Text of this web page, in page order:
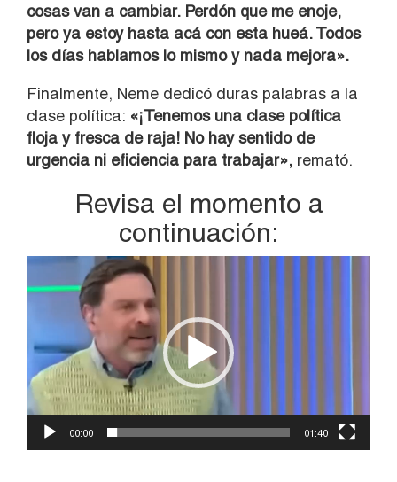
cosas van a cambiar. Perdón que me enoje,
pero ya estoy hasta acá con esta hueá. Todos
los días hablamos lo mismo y nada mejora».
Finalmente, Neme dedicó duras palabras a la
clase política: «¡Tenemos una clase política
floja y fresca de raja! No hay sentido de
urgencia ni eficiencia para trabajar», remató.
Revisa el momento a
continuación:
Reproductor
de
vídeo
00:00 01:40